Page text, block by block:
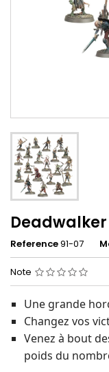
Reference91-07
Note
Une grande
Changez vos
Venez à bout
poids du